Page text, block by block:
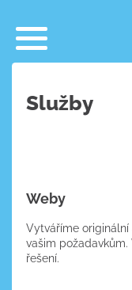
Služby
Weby
Vytváříme originální
vašim
řešení.